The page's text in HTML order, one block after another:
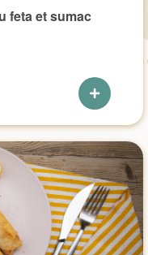
feta et sumac